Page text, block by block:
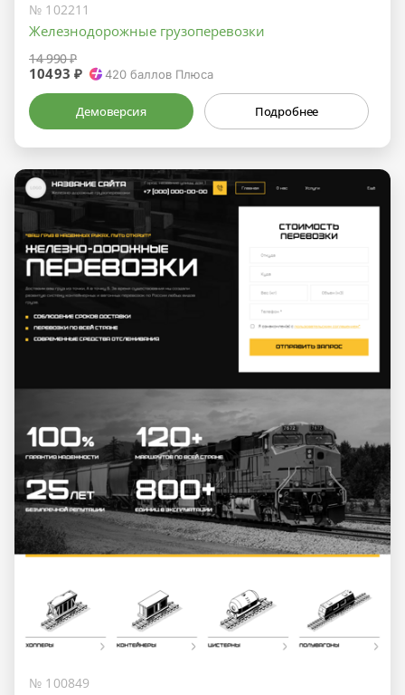
№ 102211
Железнодорожные грузоперевозки
14 990 ₽
10493 ₽ 420 баллов Плюса
Демоверсия Подробнее
№ 100849